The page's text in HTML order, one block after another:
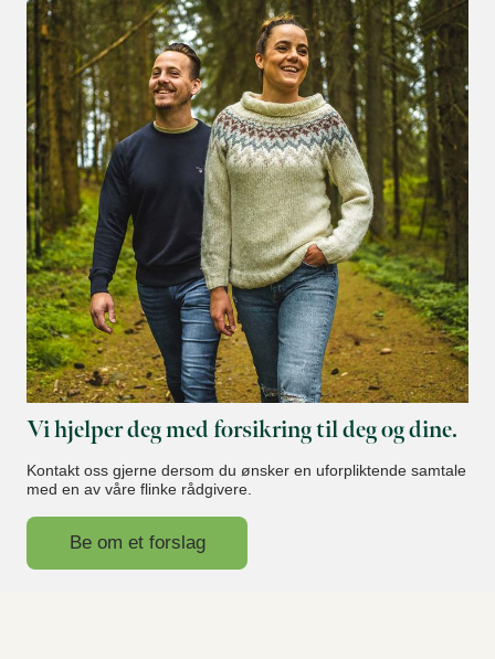
Vi hjelper deg med forsikring til deg og dine.
Kontakt oss gjerne dersom du ønsker en uforpliktende samtale
med en av våre flinke rådgivere.
Be om et forslag